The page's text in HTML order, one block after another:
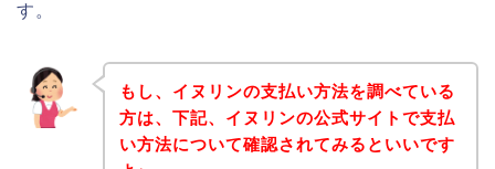
す。
もし、イヌリンの支払い方法を調べている
方は、下記、イヌリンの公式サイトで支払
い方法について確認されてみるといいです